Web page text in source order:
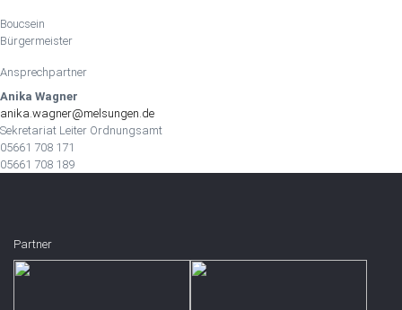
Boucsein
Bürgermeister
Ansprechpartner
Anika Wagner
anika.wagner@melsungen.de
Sekretariat Leiter Ordnungsamt
05661 708 171
05661 708 189
Partner